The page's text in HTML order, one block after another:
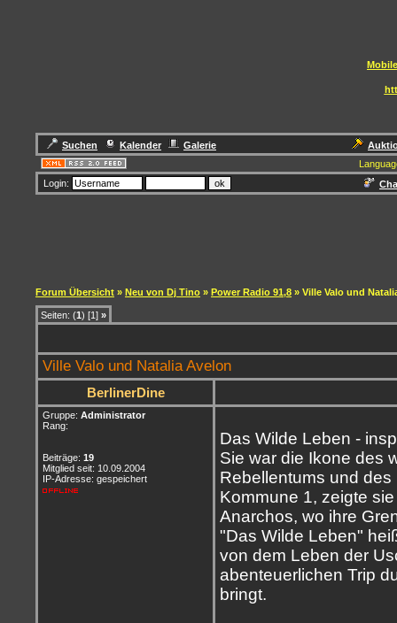
Suchen Kalender Galerie
Login:
Forum Übersicht » Neu von Dj Tino » Power Radio 91,8 » Ville Valo und
Seiten: (1) [1] »
Ville Valo und Natalia Avelon
BerlinerDine
Gruppe: Administrator
Rang:
Beiträge: 19
Mitglied seit: 10.09.2004
IP-Adresse: gespeichert
Das Wilde Leben -
Sie war die Ikone des
Rebellentums und
Kommune 1, zeigte
Anarchos, wo ihre
"Das Wilde Leben"
von dem Leben der
abenteuerlichen Trip
bringt.